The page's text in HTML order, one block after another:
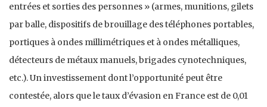
entrées et sorties des personnes » (armes, munitions, gilets
par balle, dispositifs de brouillage des téléphones portables,
portiques à ondes millimétriques et à ondes métalliques,
détecteurs de métaux manuels, brigades cynotechniques,
etc.). Un investissement dont l’opportunité peut être
contestée, alors que le taux d’évasion en France est de 0,01